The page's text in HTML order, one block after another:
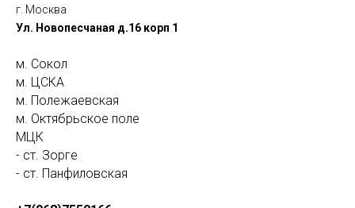
г. Москва
Ул. Новопесчаная д.16 корп 1
м. Сокол
м. ЦСКА
м. Полежаевская
м. Октябрьское поле
МЦК
- ст. Зорге
- ст. Панфиловская